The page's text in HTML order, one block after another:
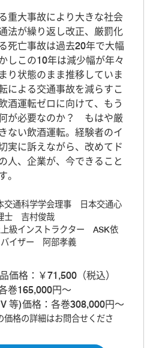
重大事故により大きな社会
法が繰り返し改正、厳罰化
死亡事故は過去20年で大幅
しこの10年は減少幅が年々
り状態のまま推移していま
による交通事故を減らすこ
酒運転ゼロに向けて、もう
が必要なのか？ もはや厳
ない飲酒運転。経験者のイ
実に訴えながら、改めてド
人、企業が、今できること
。
交通科学学会理事 日本交通心
士 吉村俊哉
級インストラクター ASK依
バイザー 阿部孝義
価格：￥71,500（税込）
巻165,000円～
等)価格：各巻308,000円～
格の詳細はお問合せくださ